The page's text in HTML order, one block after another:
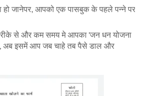
हो जानेपर, आपको एक पासबुक के पहले पन्ने पर
से और कम समय मे आपका 'जन धन योजना
अब इसमें आप जब चाहे तब पैसे डाल और